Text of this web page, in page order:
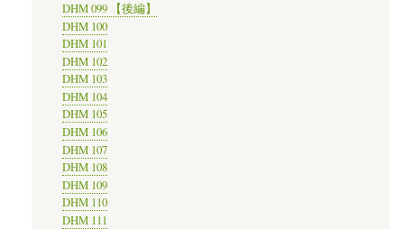
DHM 099 【後編】
DHM 100
DHM 101
DHM 102
DHM 103
DHM 104
DHM 105
DHM 106
DHM 107
DHM 108
DHM 109
DHM 110
DHM 111